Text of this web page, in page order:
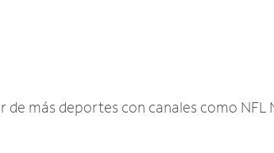
más deportes con canales como NFL